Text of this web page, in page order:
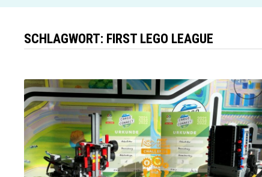
SCHLAGWORT: FIRST LEGO LEAGUE